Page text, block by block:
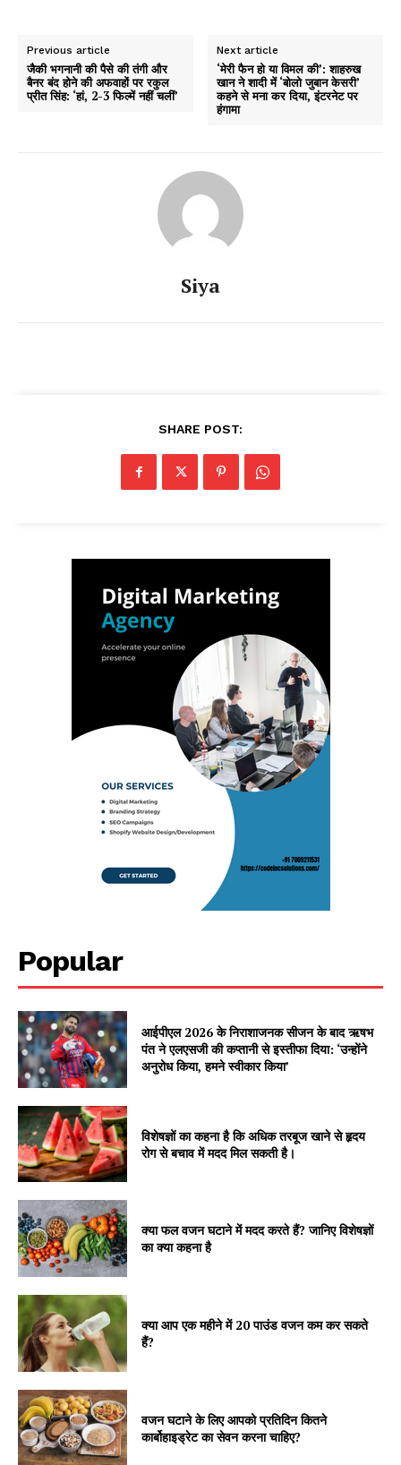
Previous article
जैकी भगनानी की पैसे की तंगी और
बैनर बंद होने की अफवाहों पर रकुल
प्रीत सिंह: ‘हां, 2-3 फिल्में नहीं चलीं’
Next article
‘मेरी फैन हो या विमल की’: शाहरुख
खान ने शादी में ‘बोलो जुबान केसरी’
कहने से मना कर दिया, इंटरनेट पर
हंगामा
Siya
SHARE POST:
Popular
आईपीएल 2026 के निराशाजनक सीजन के बाद ऋषभ
पंत ने एलएसजी की कप्तानी से इस्तीफा दिया: ‘उन्होंने
अनुरोध किया, हमने स्वीकार किया’
विशेषज्ञों का कहना है कि अधिक तरबूज खाने से हृदय
रोग से बचाव में मदद मिल सकती है।
क्या फल वजन घटाने में मदद करते हैं? जानिए विशेषज्ञों
का क्या कहना है
क्या आप एक महीने में 20 पाउंड वजन कम कर सकते
हैं?
वजन घटाने के लिए आपको प्रतिदिन कितने
कार्बोहाइड्रेट का सेवन करना चाहिए?